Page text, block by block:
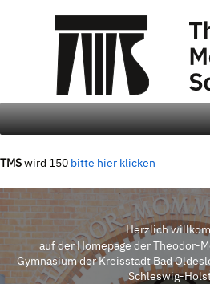
TMSwird 150 bitte hier klicken
Herzlich
auf der Homepage der Theodor-
Gymnasium der Kreisstadt Bad
Schleswig-